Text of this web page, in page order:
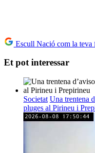
Escull Nació com la
Et pot interessar
Societat Una trentena
pluges al Pirineu i